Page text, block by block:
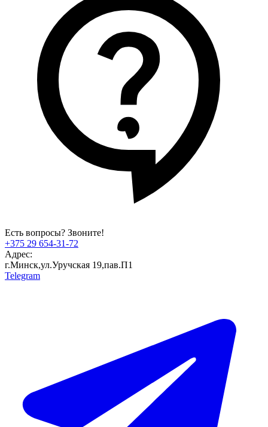
Есть вопросы? Звоните!
+375 29 654-31-72
Адрес:
г.Минск,ул.Уручская 19,пав.П1
Telegram